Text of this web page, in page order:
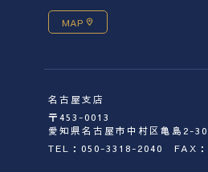
MAP
名古屋支店
〒453-0013
愛知県名古屋市中村区亀島2-
TEL：050-3318-2040 FAX